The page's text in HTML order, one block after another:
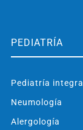
PEDIATRÍA
Pediatría
Neumología
Alergología